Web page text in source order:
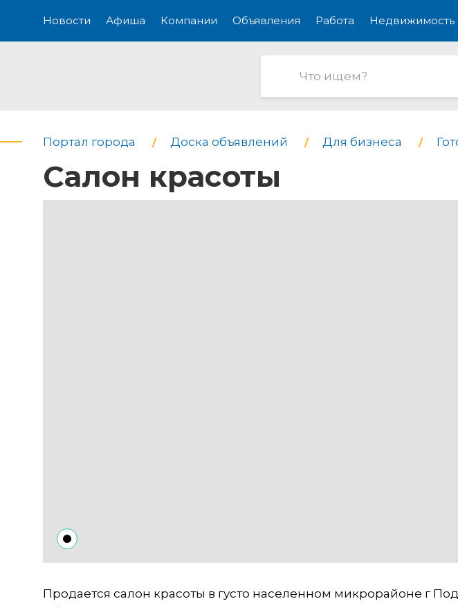
Новости Афиша Компании Объявления Работа Недвижимость
Портал города Доска объявлений Для бизнеса
Салон красоты
Продается салон красоты в густо населенном микрорайоне г